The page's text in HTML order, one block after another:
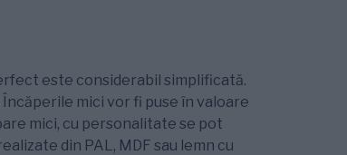
este considerabil simplificată.
mici vor fi puse în valoare
mici, cu personalitate se pot
din PAL, MDF sau lemn cu